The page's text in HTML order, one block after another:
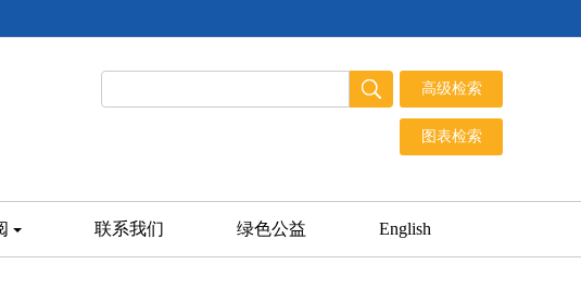
联系我们 绿色公益 English